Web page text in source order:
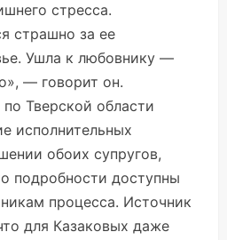
стресса.
страшно за ее
Ушла к любовнику —
— говорит он.
Тверской области
исполнительных
обоих супругов,
подробности доступны
процесса. Источник
для Казаковых даже